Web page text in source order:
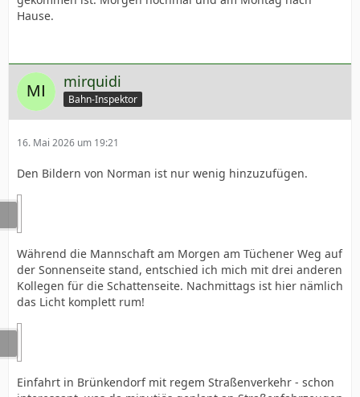
Hause.
mirquidi
Bahn-Inspektor
16. Mai 2026 um 19:21
Den Bildern von Norman ist nur wenig hinzuzufügen.
Während die Mannschaft am Morgen am Tüchener Weg auf
der Sonnenseite stand, entschied ich mich mit drei anderen
Kollegen für die Schattenseite. Nachmittags ist hier nämlich
das Licht komplett rum!
Einfahrt in Brünkendorf mit regem Straßenverkehr - schon